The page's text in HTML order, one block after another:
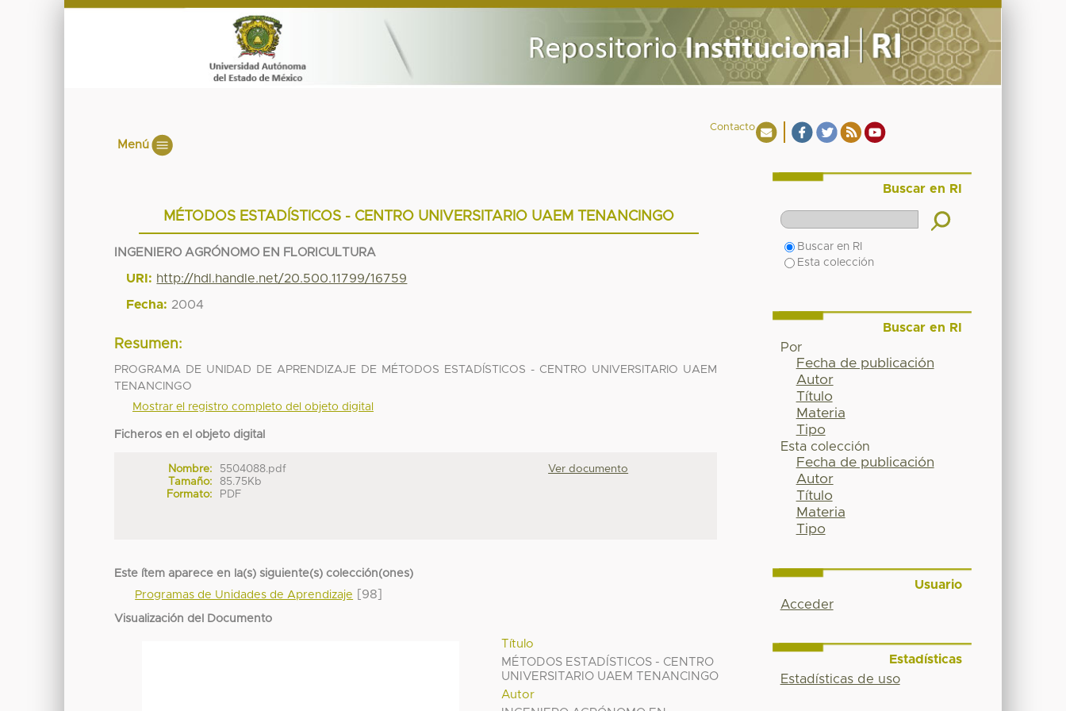
Contacto
Menú
MÉTODOS ESTADÍSTICOS - CENTRO UNIVERSITARIO UAEM TENANCINGO
INGENIERO AGRÓNOMO EN FLORICULTURA
URI: http://hdl.handle.net/20.500.11799/16759
Fecha: 2004
Resumen:
PROGRAMA DE UNIDAD DE APRENDIZAJE DE MÉTODOS ESTADÍSTICOS - CENTRO UNIVERSITARIO UAEM
TENANCINGO
Mostrar el registro completo del objeto digital
Ficheros en el objeto digital
Nombre:
5504088.pdf
Tamaño:
85.75Kb
Formato:
PDF
Ver documento
Este ítem aparece en la(s) siguiente(s) colección(ones)
Programas de Unidades de Aprendizaje
[98]
Visualización del Documento
Título
MÉTODOS ESTADÍSTICOS - CENTRO
UNIVERSITARIO UAEM TENANCINGO
Autor
Buscar en RI
Buscar en RI
Esta colección
Buscar en RI
Por
Fecha de publicación
Autor
Título
Materia
Tipo
Esta colección
Fecha de publicación
Autor
Título
Materia
Tipo
Usuario
Acceder
Estadísticas
Estadísticas de uso